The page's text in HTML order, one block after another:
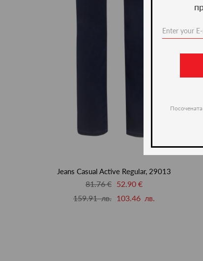
Jeans Casual Active Regular, 29013
81.76 € 52.90 €
159.91 лв. 103.46 лв.